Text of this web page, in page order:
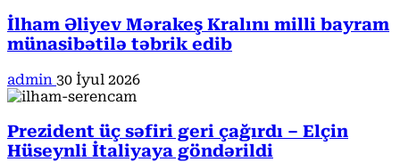
İlham Əliyev Mərakeş Kralını milli bayram
münasibətilə təbrik edib
admin 30 İyul 2026
Prezident üç səfiri geri çağırdı – Elçin
Hüseynli İtaliyaya göndərildi